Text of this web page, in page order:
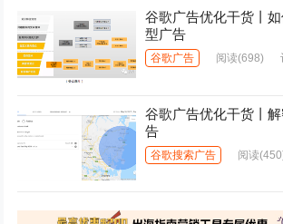
谷歌广告优化干货丨
型广告
谷歌广告 阅读(698)
谷歌广告优化干货丨
告
谷歌搜索广告 阅读